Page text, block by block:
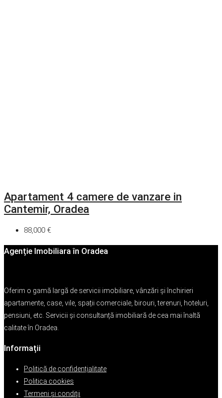
Apartament 4 camere de vanzare in
Cantemir, Oradea
88,000 €
Agenție Imobiliara în Oradea
Oferim o gamă largă de servicii imobiliare, vânzări și închirieri
apartamente, case, vile, spații comerciale, birouri, terenuri, hoteluri,
pensiuni, etc. Servicii și consultanță imobiliară de cea mai înaltă
calitate în Oradea.
Informații
Politică de confidențialitate
Politica cookies
Termeni şi condiţii